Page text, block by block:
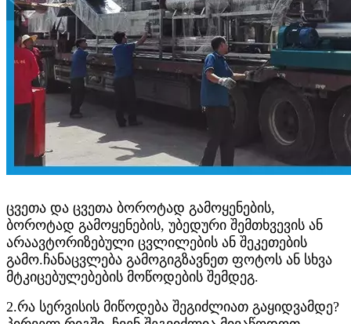
ცვეთა და ცვეთა ბოროტად გამოყენების,
ბოროტად გამოყენების, უბედური შემთხვევის ან
არაავტორიზებული ცვლილების ან შეკეთების
გამო.ჩანაცვლება გამოგიგზავნეთ ფოტოს ან სხვა
მტკიცებულებების მოწოდების შემდეგ.
2.რა სერვისის მიწოდება შეგიძლიათ გაყიდვამდე?